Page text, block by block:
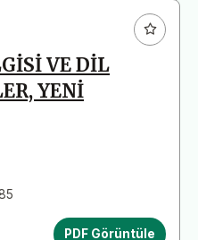
VE DİL
YENİ
PDF Görüntüle